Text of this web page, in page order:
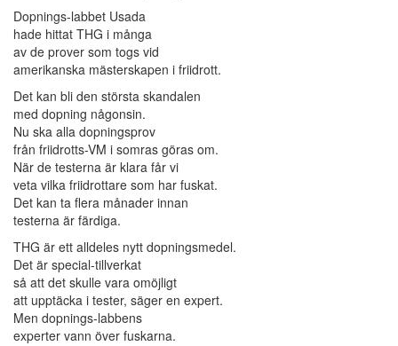
Dopnings-labbet Usada
hade hittat THG i många
av de prover som togs vid
amerikanska mästerskapen i friidrott.
Det kan bli den största skandalen
med dopning någonsin.
Nu ska alla dopningsprov
från friidrotts-VM i somras göras om.
När de testerna är klara får vi
veta vilka friidrottare som har fuskat.
Det kan ta flera månader innan
testerna är färdiga.
THG är ett alldeles nytt dopningsmedel.
Det är special-tillverkat
så att det skulle vara omöjligt
att upptäcka i tester, säger en expert.
Men dopnings-labbens
experter vann över fuskarna.